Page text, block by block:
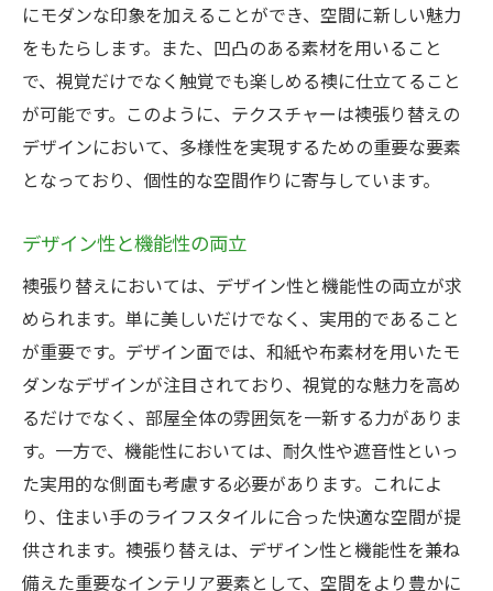
にモダンな印象を加えることができ、空間に新しい魅力
をもたらします。また、凹凸のある素材を用いること
で、視覚だけでなく触覚でも楽しめる襖に仕立てること
が可能です。このように、テクスチャーは襖張り替えの
デザインにおいて、多様性を実現するための重要な要素
となっており、個性的な空間作りに寄与しています。
デザイン性と機能性の両立
襖張り替えにおいては、デザイン性と機能性の両立が求
められます。単に美しいだけでなく、実用的であること
が重要です。デザイン面では、和紙や布素材を用いたモ
ダンなデザインが注目されており、視覚的な魅力を高め
るだけでなく、部屋全体の雰囲気を一新する力がありま
す。一方で、機能性においては、耐久性や遮音性といっ
た実用的な側面も考慮する必要があります。これによ
り、住まい手のライフスタイルに合った快適な空間が提
供されます。襖張り替えは、デザイン性と機能性を兼ね
備えた重要なインテリア要素として、空間をより豊かに